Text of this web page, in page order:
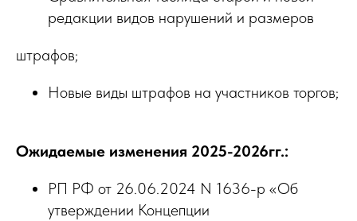
редакции видов нарушений и размеров
штрафов;
Новые виды штрафов на участников торгов;
Ожидаемые изменения 2025-2026гг.:
РП РФ от 26.06.2024 N 1636-р «Об
утверждении Концепции